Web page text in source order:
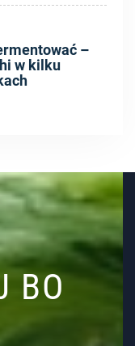
–
w kilku
BO